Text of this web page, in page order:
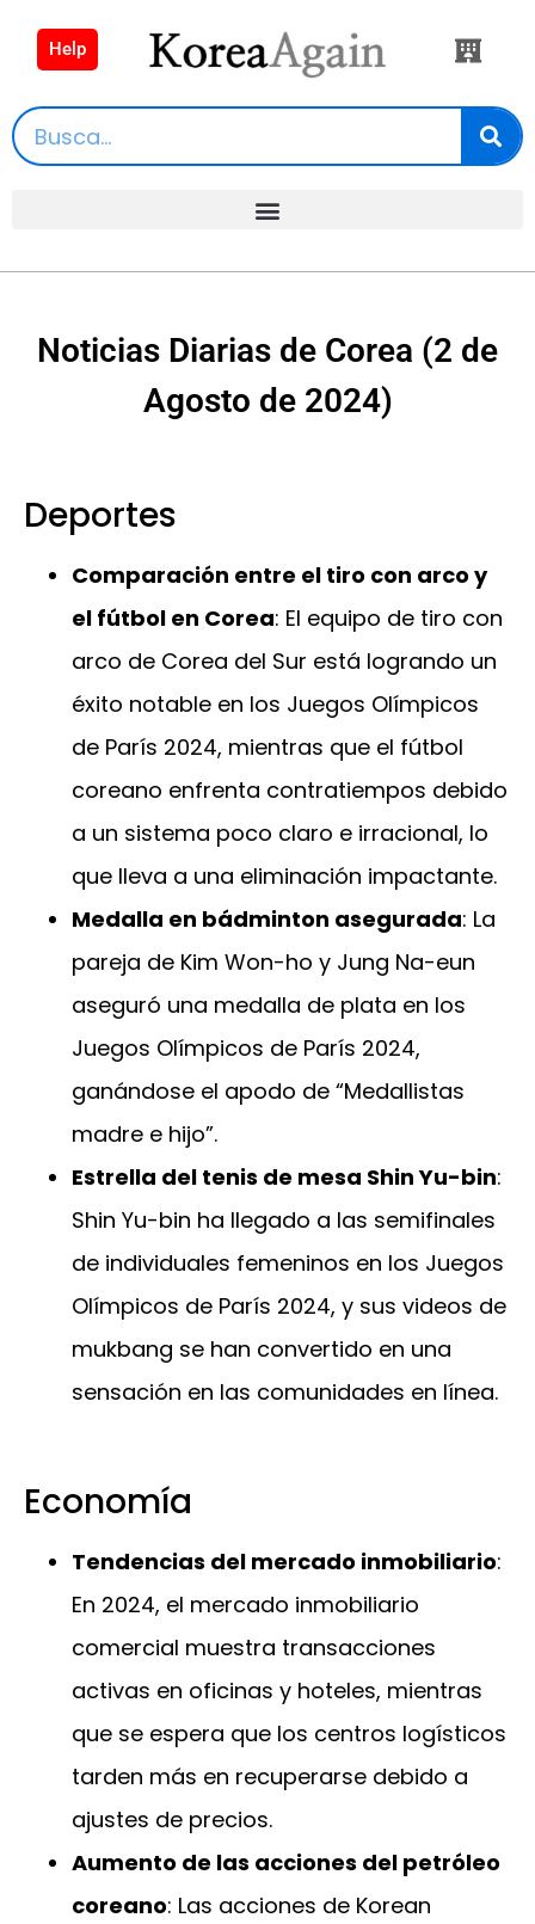
Help
Noticias Diarias de Corea (2 de
Agosto de 2024)
Deportes
Comparación entre el tiro con arco y
el fútbol en Corea: El equipo de tiro con
arco de Corea del Sur está logrando un
éxito notable en los Juegos Olímpicos
de París 2024, mientras que el fútbol
coreano enfrenta contratiempos debido
a un sistema poco claro e irracional, lo
que lleva a una eliminación impactante.
Medalla en bádminton asegurada: La
pareja de Kim Won-ho y Jung Na-eun
aseguró una medalla de plata en los
Juegos Olímpicos de París 2024,
ganándose el apodo de “Medallistas
madre e hijo”.
Estrella del tenis de mesa Shin Yu-bin:
Shin Yu-bin ha llegado a las semifinales
de individuales femeninos en los Juegos
Olímpicos de París 2024, y sus videos de
mukbang se han convertido en una
sensación en las comunidades en línea.
Economía
Tendencias del mercado inmobiliario:
En 2024, el mercado inmobiliario
comercial muestra transacciones
activas en oficinas y hoteles, mientras
que se espera que los centros logísticos
tarden más en recuperarse debido a
ajustes de precios.
Aumento de las acciones del petróleo
coreano: Las acciones de Korean